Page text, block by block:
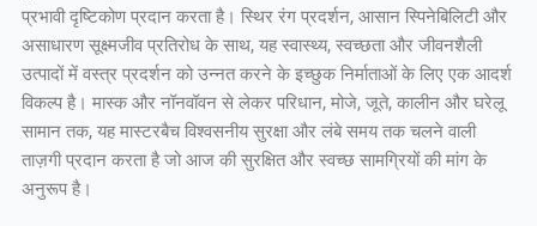
प्रभावी दृष्टिकोण प्रदान करता है। स्थिर रंग प्रदर्शन, आसान स्पिनेबिलिटी और
असाधारण सूक्ष्मजीव प्रतिरोध के साथ, यह स्वास्थ्य, स्वच्छता और जीवनशैली
उत्पादों में वस्त्र प्रदर्शन को उन्नत करने के इच्छुक निर्माताओं के लिए एक आदर्श
विकल्प है। मास्क और नॉनवॉवन से लेकर परिधान, मोजे, जूते, कालीन और घरेलू
सामान तक, यह मास्टरबैच विश्वसनीय सुरक्षा और लंबे समय तक चलने वाली
ताज़गी प्रदान करता है जो आज की सुरक्षित और स्वच्छ सामग्रियों की मांग के
अनुरूप है।